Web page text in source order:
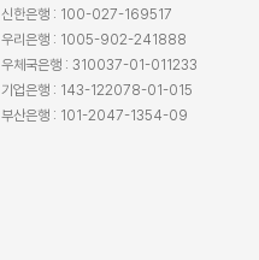
신한은행 : 100-027-169517
우리은행 : 1005-902-241888
우체국은행 : 310037-01-011233
기업은행 : 143-122078-01-015
부산은행 : 101-2047-1354-09